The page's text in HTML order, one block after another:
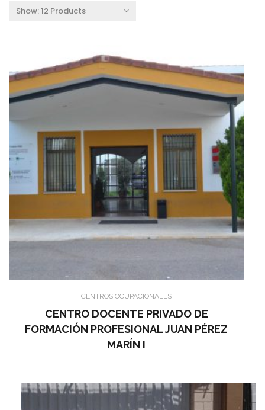
Show:12 Products
CENTROS OCUPACIONALES
CENTRO DOCENTE PRIVADO DE
FORMACIÓN PROFESIONAL JUAN PÉREZ
MARÍN I